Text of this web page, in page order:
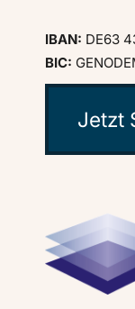
IBAN: DE63
BIC:
Jetzt